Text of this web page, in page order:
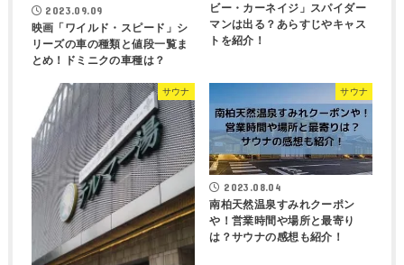
2023.09.09
映画「ワイルド・スピード」シ
リーズの車の種類と値段一覧ま
とめ！ドミニクの車種は？
ビー・カーネイジ」スパイダー
マンは出る？あらすじやキャス
トを紹介！
サウナ サウナ
2023.08.04
南柏天然温泉すみれクーポン
や！営業時間や場所と最寄り
は？サウナの感想も紹介！